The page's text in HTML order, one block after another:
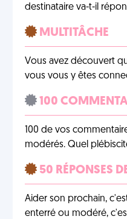
destinataire va-t-il
MULTITÂCHE
Vous avez découvert
vous vous y êtes
100
100 de vos
modérés. Quel
50 RÉPONSES
Aider son prochain,
enterré ou modéré,